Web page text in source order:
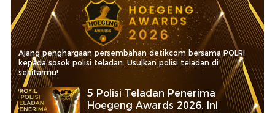
Ajang penghargaan persembahan detikcom bersama POLRI
kepada sosok polisi teladan. Usulkan polisi teladan di
sekitarmu!
5 Polisi Teladan Penerima
Hoegeng Awards 2026, Ini